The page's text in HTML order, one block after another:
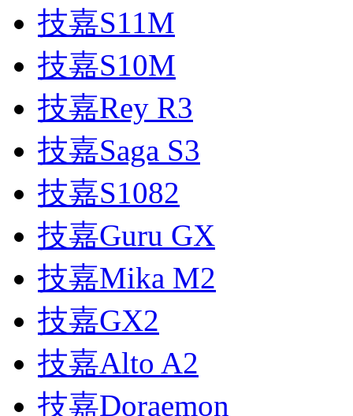
技嘉S11M
技嘉S10M
技嘉Rey R3
技嘉Saga S3
技嘉S1082
技嘉Guru GX
技嘉Mika M2
技嘉GX2
技嘉Alto A2
技嘉Doraemon